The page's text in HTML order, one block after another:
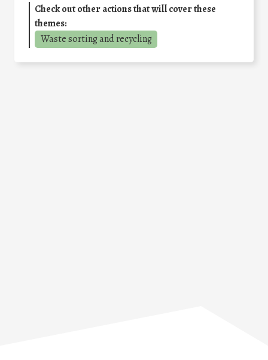
Check out other actions that will cover these
themes:
Waste sorting and recycling